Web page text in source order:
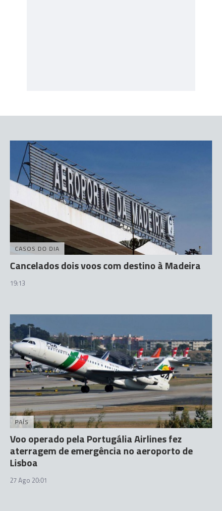
CASOS DO DIA
Cancelados dois voos com destino à Madeira
19:13
PAÍS
Voo operado pela Portugália Airlines fez
aterragem de emergência no aeroporto de
Lisboa
27 Ago 20:01